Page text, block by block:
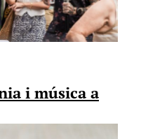
i música a